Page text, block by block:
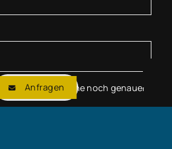
uns Ihre Wünsche noch genauer
Anfragen